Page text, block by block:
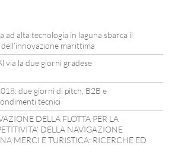
ad alta tecnologia in laguna sbarca il
marittima
via la due giorni gradese
due giorni di pitch, B2B e
tecnici
DELLA FLOTTA PER LA
DELLA NAVIGAZIONE
MERCI E TURISTICA: RICERCHE ED